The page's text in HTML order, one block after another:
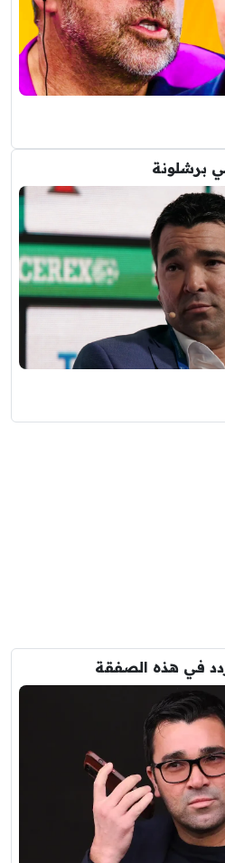
برشلونة
في هذه الصفقة